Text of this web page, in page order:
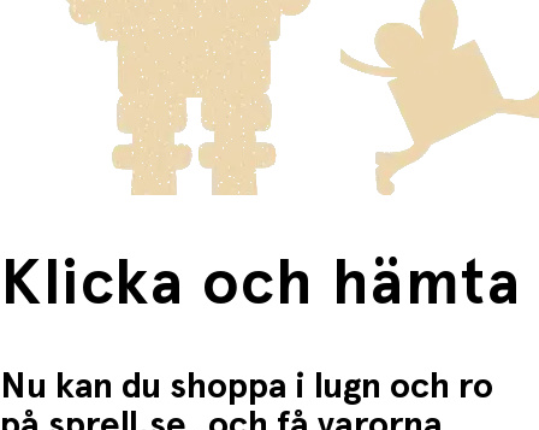
• Utökar ordförråd genom samtal om djur
skickas med Posten/Brings tjänst
Home Delivery
. Detta
innebär en högre fraktkostnad.
Produkter som omfattas av detta är tydligt märkta, och
frakten för dessa varor visas i kassan.
Fri frakt när du handlar för mer än 1500:-
Klicka och hämta:
Du betalar när du hämtar varorna i butiken.
Klicka och hämta
Nu kan du shoppa i lugn och ro